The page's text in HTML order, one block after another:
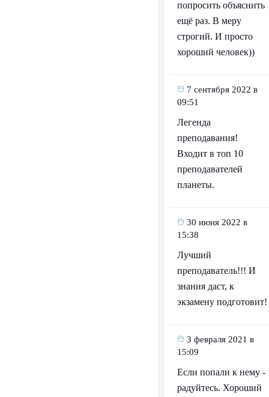
попросить объяснить
ещё раз. В меру
строгий. И просто
хороший человек))
7 сентября 2022 в
09:51
Легенда
преподавания!
Входит в топ 10
преподавателей
планеты.
30 июня 2022 в
15:38
Лучший
преподаватель!!! И
знания даст, к
экзамену подготовит!
3 февраля 2021 в
15:09
Если попали к нему -
радуйтесь. Хороший